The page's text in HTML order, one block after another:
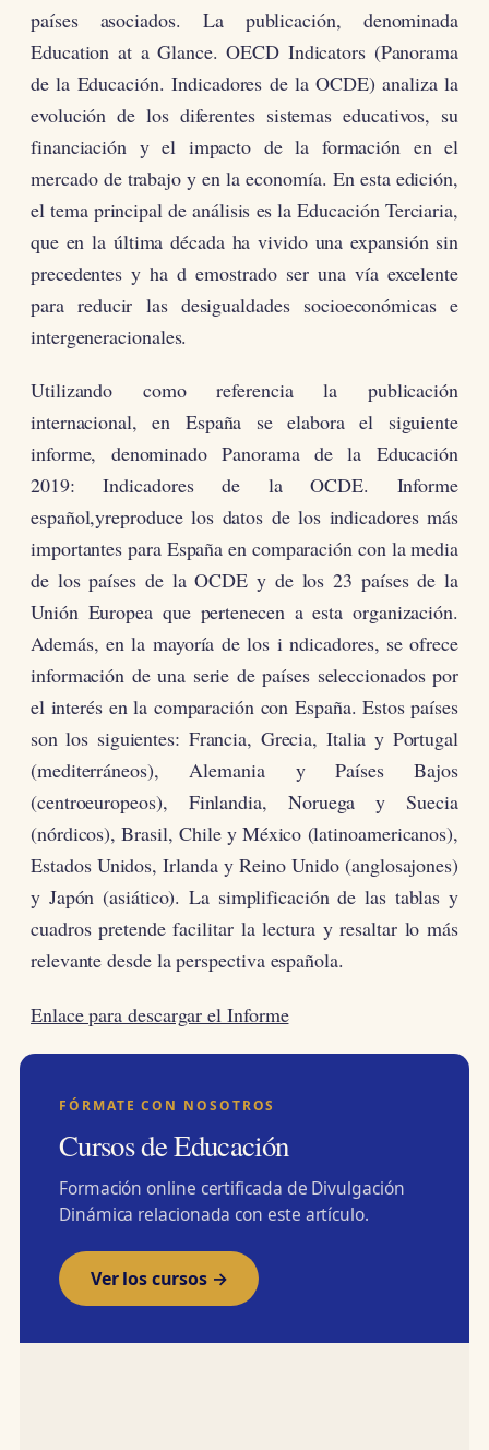
países asociados. La publicación, denominada
Education at a Glance. OECD Indicators (Panorama
de la Educación. Indicadores de la OCDE) analiza la
evolución de los diferentes sistemas educativos, su
financiación y el impacto de la formación en el
mercado de trabajo y en la economía. En esta edición,
el tema principal de análisis es la Educación Terciaria,
que en la última década ha vivido una expansión sin
precedentes y ha d emostrado ser una vía excelente
para reducir las desigualdades socioeconómicas e
intergeneracionales.
Utilizando como referencia la publicación
internacional, en España se elabora el siguiente
informe, denominado Panorama de la Educación
2019: Indicadores de la OCDE. Informe
español,yreproduce los datos de los indicadores más
importantes para España en comparación con la media
de los países de la OCDE y de los 23 países de la
Unión Europea que pertenecen a esta organización.
Además, en la mayoría de los i ndicadores, se ofrece
información de una serie de países seleccionados por
el interés en la comparación con España. Estos países
son los siguientes: Francia, Grecia, Italia y Portugal
(mediterráneos), Alemania y Países Bajos
(centroeuropeos), Finlandia, Noruega y Suecia
(nórdicos), Brasil, Chile y México (latinoamericanos),
Estados Unidos, Irlanda y Reino Unido (anglosajones)
y Japón (asiático). La simplificación de las tablas y
cuadros pretende facilitar la lectura y resaltar lo más
relevante desde la perspectiva española.
Enlace para descargar el Informe
FÓRMATE CON NOSOTROS
Cursos de Educación
Formación online certificada de Divulgación
Dinámica relacionada con este artículo.
Ver los cursos →